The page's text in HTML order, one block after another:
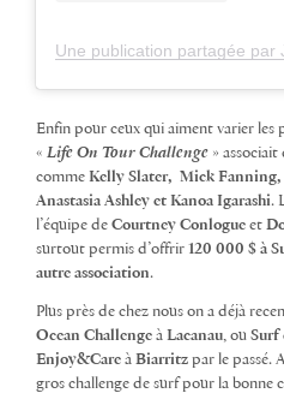
Enfin pour ceux qui aiment varier
« Life On Tour Challenge » associait
comme Kelly Slater, Mick Fanning,
Anastasia Ashley et Kanoa Igarashi.
l’équipe de Courtney Conlogue et
surtout permis d’offrir 120 000 $ à
autre association.
Plus près de chez nous on a déjà
Ocean Challenge à Lacanau , ou Surf
Enjoy&Care à Biarritz par le passé.
gros challenge de surf pour la bonne